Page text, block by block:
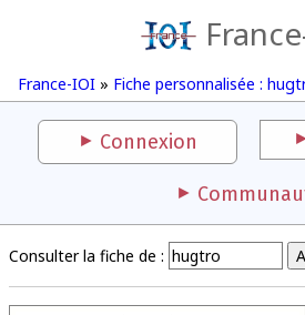
France-IOI » Fiche personnalisée :
Connexion
Consulter la fiche de :